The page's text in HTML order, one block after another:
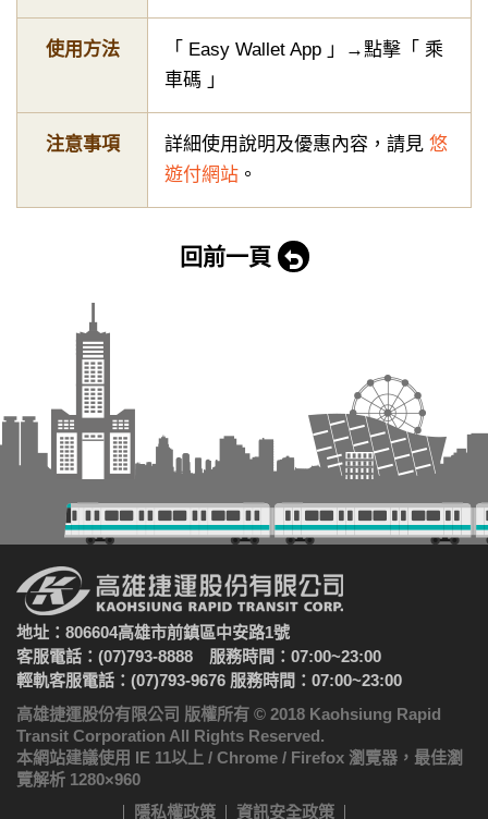
使用方法
「 Easy Wallet App 」→點擊「 乘
車碼 」
注意事項 詳細使用說明及優惠內容，請見 悠
遊付網站 。
回前一頁
地址：806604高雄市前鎮區中安路1號
客服電話：(07)793-8888 服務時間：07:00~23:00
輕軌客服電話：(07)793-9676 服務時間：07:00~23:00
高雄捷運股份有限公司 版權所有 © 2018 Kaohsiung Rapid
Transit Corporation All Rights Reserved.
本網站建議使用 IE 11以上 / Chrome / Firefox 瀏覽器，最佳瀏
覽解析 1280×960
隱私權政策
資訊安全政策